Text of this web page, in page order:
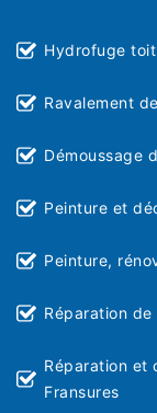
Hydrofuge
Ravalement
Démoussage
Peinture et
Peinture,
Réparation
Réparation et
Fransures